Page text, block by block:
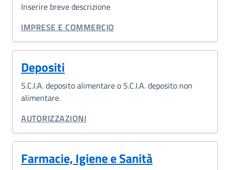
Inserire breve descrizione
CATEGORIA CORRELATA:
IMPRESE E COMMERCIO
Depositi
S.C.I.A. deposito alimentare o S.C.I.A. deposito non
alimentare.
CATEGORIA CORRELATA:
AUTORIZZAZIONI
Farmacie, Igiene e Sanità